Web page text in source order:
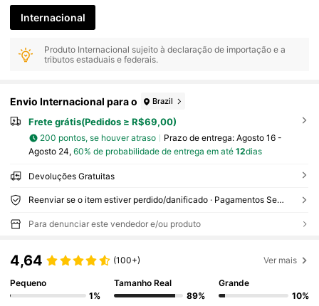
Internacional
Produto Internacional sujeito à declaração de importação e a
tributos estaduais e federais.
Envio Internacional para o Brazil
Frete grátis(Pedidos ≥ R$69,00)
200 pontos, se houver atraso Prazo de entrega: Agosto 16 -
Agosto 24, 60% de probabilidade de entrega em até 12dias
Devoluções Gratuitas
Reenviar se o item estiver perdido/danificado · Pagamentos Seguros · Proteção de privacidade
Para denunciar este vendedor e/ou produto
4,64 (100+) Ver mais
Pequeno
1%
Tamanho Real
89%
Grande
10%